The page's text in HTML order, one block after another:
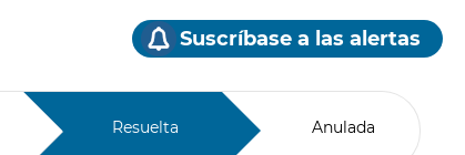
Suscríbase a las alertas
Resuelta Anulada